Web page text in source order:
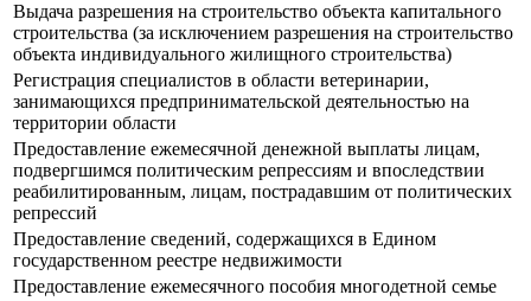
Выдача разрешения на строительство объекта капитального
строительства (за исключением разрешения на строительство
объекта индивидуального жилищного строительства)
Регистрация специалистов в области ветеринарии,
занимающихся предпринимательской деятельностью на
территории области
Предоставление ежемесячной денежной выплаты лицам,
подвергшимся политическим репрессиям и впоследствии
реабилитированным, лицам, пострадавшим от политических
репрессий
Предоставление сведений, содержащихся в Едином
государственном реестре недвижимости
Предоставление ежемесячного пособия многодетной семье